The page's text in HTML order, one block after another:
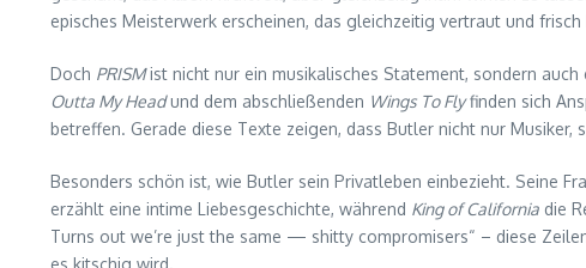
episches Meisterwerk erscheinen, das gleichzeitig vertraut und
Doch PRISMist nicht nur ein musikalisches Statement, sondern
Outta My Headund dem abschließenden Wings To Flyfinden sich
betreffen. Gerade diese Texte zeigen, dass Butler nicht nur
Besonders schön ist, wie Butler sein Privatleben einbezieht. Seine
erzählt eine intime Liebesgeschichte, während King of California die
Turns out we’re just the same — shitty compromisers“ – diese
es kitschig wird.